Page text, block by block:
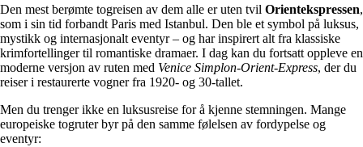
Den mest berømte togreisen av dem alle er uten tvil Orientekspressen,
som i sin tid forbandt Paris med Istanbul. Den ble et symbol på luksus,
mystikk og internasjonalt eventyr – og har inspirert alt fra klassiske
krimfortellinger til romantiske dramaer. I dag kan du fortsatt oppleve en
moderne versjon av ruten med Venice Simplon-Orient-Express, der du
reiser i restaurerte vogner fra 1920- og 30-tallet.
Men du trenger ikke en luksusreise for å kjenne stemningen. Mange
europeiske togruter byr på den samme følelsen av fordypelse og
eventyr: